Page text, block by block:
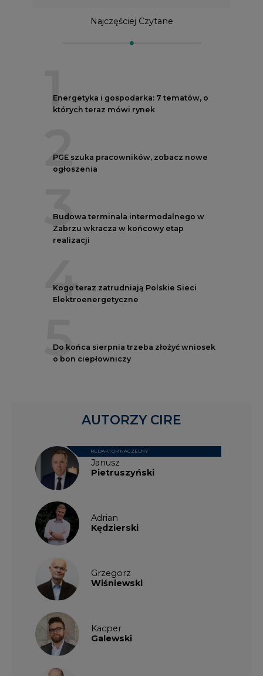
Najczęściej Czytane
1
Energetyka i gospodarka: 7 tematów, o
których teraz mówi rynek
2
PGE szuka pracowników, zobacz nowe
ogłoszenia
3
Budowa terminala intermodalnego w
Zabrzu wkracza w końcowy etap
realizacji
4
Kogo teraz zatrudniają Polskie Sieci
Elektroenergetyczne
5
Do końca sierpnia trzeba złożyć wniosek
o bon ciepłowniczy
Janusz
Pietruszyński
REDAKTOR NACZELNY
Adrian
Kędzierski
Grzegorz
Wiśniewski
Kacper
Galewski
AUTORZY CIRE